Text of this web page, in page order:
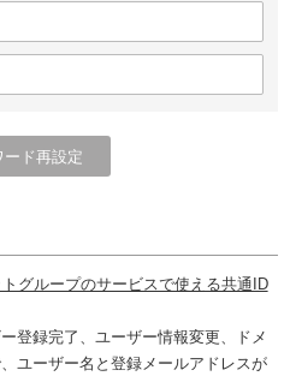
グループのサービスで使える共通ID
登録完了、ユーザー情報変更、ドメ
ユーザー名と登録メールアドレスが